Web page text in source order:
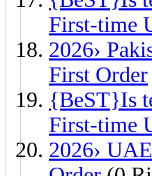
First-time
2026›
First Order
{BeST}Is
First-time
2026›